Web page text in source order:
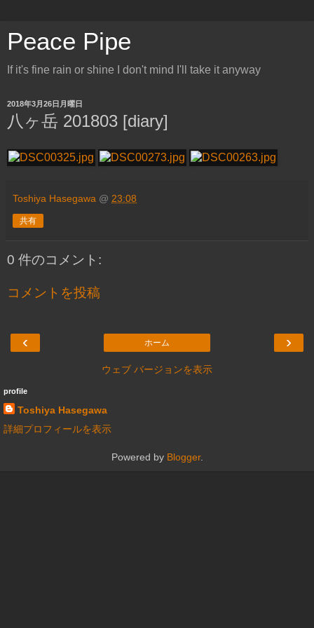
Peace Pipe
If it's fine rain or shine I don't mind I'll take it anyway
2018年3月26日月曜日
八ヶ岳 201803 [diary]
Toshiya Hasegawa @ 23:08
共有
0 件のコメント:
コメントを投稿
‹ ›
ホーム
ウェブ バージョンを表示
profile
Toshiya Hasegawa
詳細プロフィールを表示
Powered by Blogger.